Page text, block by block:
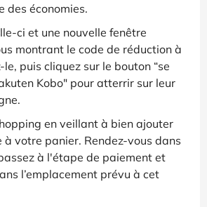
des économies.
ci et une nouvelle fenêtre
montrant le code de réduction à
le, puis cliquez sur le bouton “se
Kobo" pour atterrir sur leur
en veillant à bien ajouter
à votre panier. Rendez-vous dans
à l'étape de paiement et
l’emplacement prévu à cet